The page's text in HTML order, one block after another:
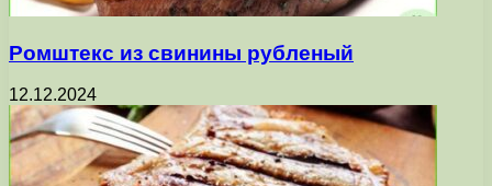
Ромштекс из свинины рубленый
12.12.2024